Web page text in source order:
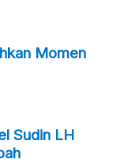
Momen
Sudin LH